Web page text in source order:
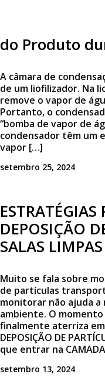
Efeito do
do Produto
A câmara de
de um liofilizador. Na
remove o vapor de
Portanto, o
“bomba de vapor de
condensador têm um
vapor […]
setembro 25, 2024
ESTRATÉGIAS
DEPOSIÇÃO
SALAS LIMPAS
Muito se fala sobre
de partículas
monitorar não ajuda a
ambiente. O
finalmente aterriza
DEPOSIÇÃO DE
que entrar na
setembro 13, 2024